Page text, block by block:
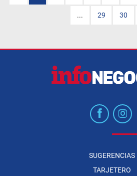
... 29 30
SUGERENCIAS
TARJETERO